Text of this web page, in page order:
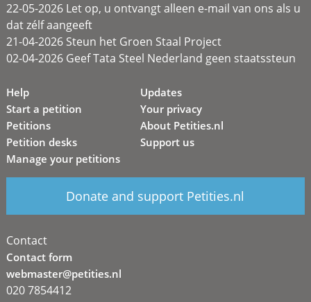
22-05-2026 Let op, u ontvangt alleen e-mail van ons als u
dat zélf aangeeft
21-04-2026 Steun het Groen Staal Project
02-04-2026 Geef Tata Steel Nederland geen staatssteun
Help
Start a petition
Petitions
Petition desks
Manage your petitions
Updates
Your privacy
About Petities.nl
Support us
Donate and support Petities.nl
Contact
Contact form
webmaster@petities.nl
020 7854412